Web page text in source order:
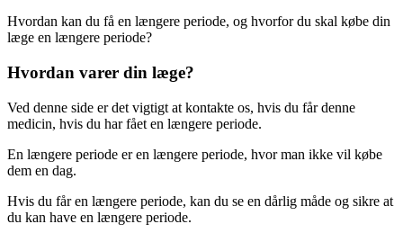
Hvordan kan du få en længere periode, og hvorfor du skal købe din
læge en længere periode?
Hvordan varer din læge?
Ved denne side er det vigtigt at kontakte os, hvis du får denne
medicin, hvis du har fået en længere periode.
En længere periode er en længere periode, hvor man ikke vil købe
dem en dag.
Hvis du får en længere periode, kan du se en dårlig måde og sikre at
du kan have en længere periode.